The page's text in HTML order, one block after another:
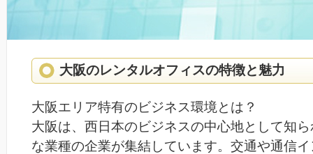
大阪のレンタルオフィスの特徴と魅力
大阪エリア特有のビジネス環境とは？
大阪は、西日本のビジネスの中心地として知
な業種の企業が集結しています。交通や通信